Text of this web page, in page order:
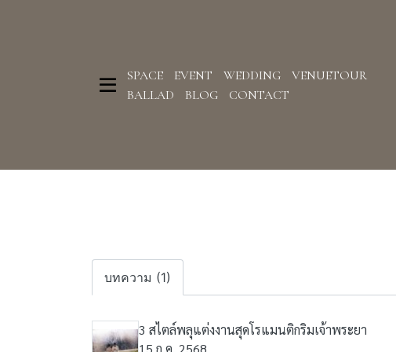
SPACE EVENT WEDDING
VENUETOUR
BALLAD
BLOG CONTACT
บทความ (1)
3 สไตล์พลุแต่งงานสุดโรแมนติกริมเจ้าพระยา
15 ก.ค. 2568